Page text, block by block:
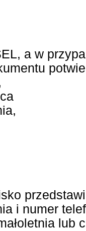
a w
i numer
lub